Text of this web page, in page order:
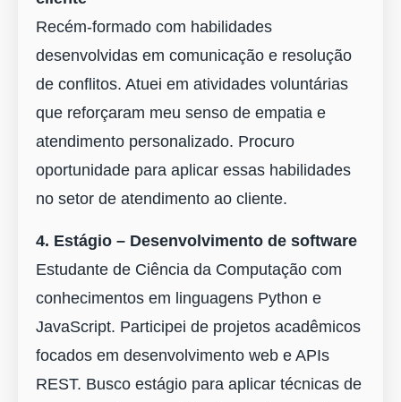
Recém-formado com habilidades
desenvolvidas em comunicação e resolução
de conflitos. Atuei em atividades voluntárias
que reforçaram meu senso de empatia e
atendimento personalizado. Procuro
oportunidade para aplicar essas habilidades
no setor de atendimento ao cliente.
4. Estágio – Desenvolvimento de software
Estudante de Ciência da Computação com
conhecimentos em linguagens Python e
JavaScript. Participei de projetos acadêmicos
focados em desenvolvimento web e APIs
REST. Busco estágio para aplicar técnicas de